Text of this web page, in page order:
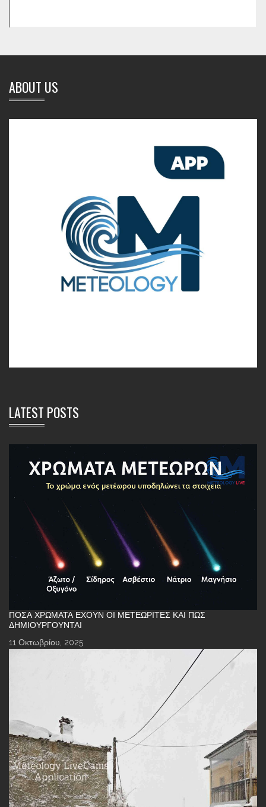
ABOUT US
LATEST POSTS
ΠΌΣΑ ΧΡΏΜΑΤΑ ΈΧΟΥΝ ΟΙ ΜΕΤΕΩΡΊΤΕΣ ΚΑΙ ΠΏΣ
ΔΗΜΙΟΥΡΓΟΎΝΤΑΙ
11 Οκτωβρίου, 2025